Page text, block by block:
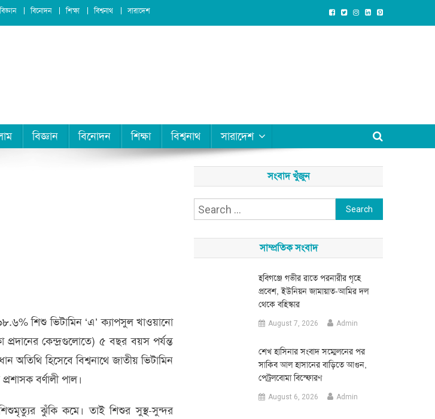
বিজ্ঞান বিনোদন শিক্ষা বিশ্বনাথ সারাদেশ
বিজ্ঞান বিনোদন শিক্ষা বিশ্বনাথ সারাদেশ
শিশু ভিটামিন ‘এ’ ক্যাপসুল খাওয়ানো
প্রদানের কেন্দ্রগুলোতে) ৫ বছর বয়স পর্যন্ত
অতিথি হিসেবে বিশ্বনাথে জাতীয় ভিটামিন
বর্ণালী পাল।
ঝুঁকি কমে। তাই শিশুর সুস্থ-সুন্দর
সংবাদ খুঁজুন
Search
সাম্প্রতিক সংবাদ
হবিগঞ্জে গভীর রাতে পরনারীর গৃহে
প্রবেশ, ইউনিয়ন জামায়াত-আমির দল
থেকে বহিস্কার
August 7, 2026 Admin
শেখ হাসিনার সংবাদ সম্মেলনের পর
সাকিব আল হাসানের বাড়িতে আগুন,
পেট্রলবোমা বিস্ফোরণ
August 6, 2026 Admin